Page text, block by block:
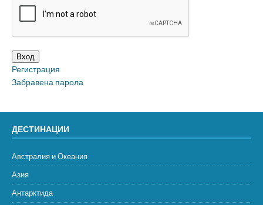
Вход
Регистрация
Забравена парола
ДЕСТИНАЦИИ
Австралия и Океания
Азия
Антарктида